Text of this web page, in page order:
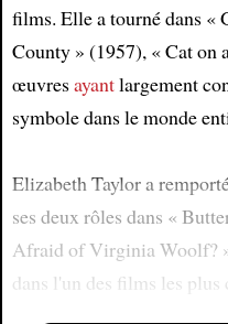
Article
films. Elle a tourné dans «
County » (1957), « Cat on
œuvresayantlargement
symbole dans le monde
Elizabeth Taylor a
ses deux rôles dans «
Afraid of Virginia Woolf?
dans l'un des films les plus